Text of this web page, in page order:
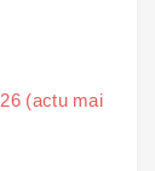
(actu mai